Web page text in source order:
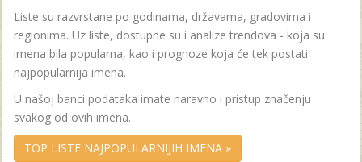
Liste su razvrstane po godinama, državama, gradovima i
regionima. Uz liste, dostupne su i analize trendova - koja su
imena bila popularna, kao i prognoze koja će tek postati
najpopularnija imena.
U našoj banci podataka imate naravno i pristup značenju
svakog od ovih imena.
TOP LISTE NAJPOPULARNIJIH IMENA »